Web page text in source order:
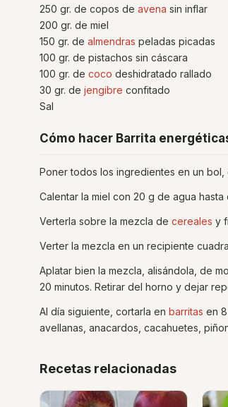
250 gr. de copos de avena sin inflar
200 gr. de miel
150 gr. de almendras peladas picadas
100 gr. de pistachos sin cáscara
100 gr. de coco deshidratado rallado
30 gr. de jengibre confitado
Sal
Cómo hacer Barrita
Poner todos los ingredientes en un bol,
Calentar la miel con 20 g de agua
Verterla sobre la mezcla de cereales y
Verter la mezcla en un recipiente
Aplatar bien la mezcla, alisándola, de
20 minutos. Retirar del horno y dejar
Al día siguiente, cortarla en barritas en
avellanas, anacardos, cacahuetes,
Recetas relacionadas